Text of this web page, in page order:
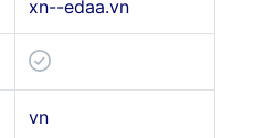
xn--edaa.vn
vn